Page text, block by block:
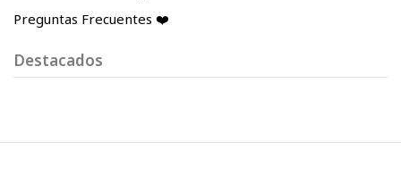
Preguntas Frecuentes ❤️
Destacados